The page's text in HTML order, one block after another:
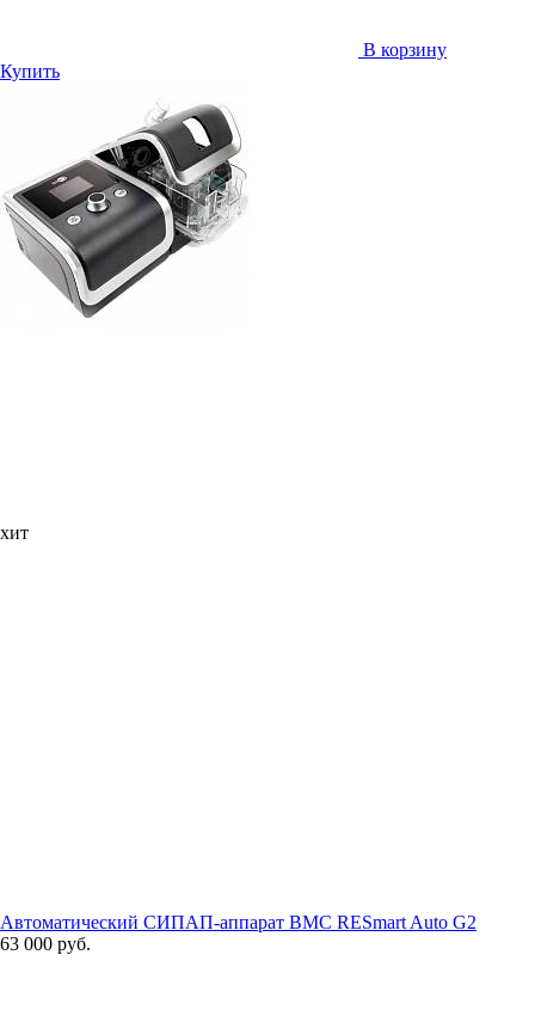
В корзину
Купить
хит
Автоматический СИПАП-аппарат BMC RESmart Auto G2
63 000 руб.